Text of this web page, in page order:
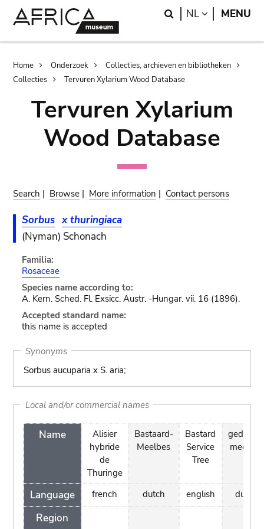
Search
NL LANGUAGE
MENU
Breadcrumb
Home Onderzoek
Collecties, archieven en bibliotheken
Collecties
Tervuren Xylarium Wood Database
Tervuren Xylarium
Wood Database
Search | Browse | More information | Contact persons
Sorbus x thuringiaca
(Nyman) Schonach
Familia:
Rosaceae
Species name according to:
A. Kern. Sched. Fl. Exsicc. Austr. -Hungar. vii. 16 (1896).
Accepted standard name:
this name is accepted
Synonyms
Sorbus aucuparia x S. aria;
Local and/or commercial names
Name
Language
Region
Alisier
hybride
de
Thuringe
french
Bastaard-
Meelbes
dutch
Bastard
Service
Tree
english
meelbes
dutch